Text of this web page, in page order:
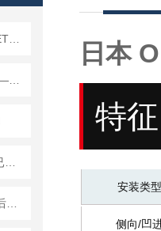
日本
特征
安装类型
侧向/凹